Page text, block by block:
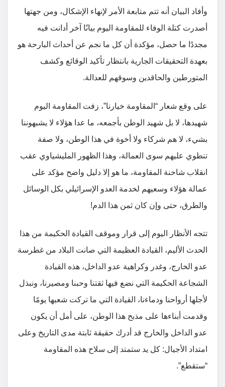
وأفاد البيان أنه تتم متابعة الأمر لإنهاء الإشكال، ومن جهتها
أصدرت كتلة الوفاء للمقاومة اليوم بيانًا آخر أدانت فيه
مجددًا ما حصل، مؤكدة أن كل ما نجم عن أحداث البارحة هو
بعهدة التحقيقات الجارية بانتظار تأكيد الوقائع وكشف
المتورطين والحاقدين وسوقهم للعدالة.
على وقع شعار “المقاومة خيارنا”، زفت المقاومة اليوم
شهيدها، لا بل شهيد الوطن بأجمعه، ما عدا هؤلاء لا يشبهوننا
بشيء، لا هم شركاء ولا أخوة في هذا الوطن، ولا صفة
تنطوي عليهم سوى العمالة، وهذا الظهور المليشياوي عقب
انقلاب شاحنة المقاومة، ما هو إلا دليل واضح مؤكد على
عمالة هؤلاء وسعيهم لخدمة العدو الإسرائيلي بكل الوسائل
والطرق، حتى وإن كان ثمن هذا الدم!
تتجه الأنظار اليوم إلى قرار وموقف القيادة الحكيمة من هذا
الحدث الأليم، القيادة العظيمة التي صانت البلاد من غطرسة
عدو الخارج، وغدر وكراهية عدو الداخل، هذه القيادة
الشجاعة الحكيمة التي نضع فيها ثقتنا وحبنا ومصيرنا، ونبذل
لأجلها أرواحنا ودماءنا، القيادة التي ما تركت شعبها يومًا
وقدمت أبناءها على مذبح هذا الوطن، على أمل أن يكون
عدو الداخل والخارج قد أدرك حقيقة ثابتة مدى التاريخ وعلى
امتداد الأجيال: كل يد ستمتد إلى سلاح هذه المقاومة
“ستقطع”.